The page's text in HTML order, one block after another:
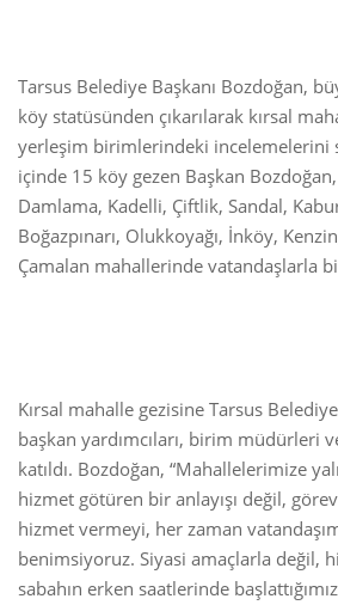
Tarsus Belediye Başkanı Bozdoğan,
köy statüsünden çıkarılarak kırsal
yerleşim birimlerindeki incelemelerini
içinde 15 köy gezen Başkan
Damlama, Kadelli, Çiftlik, Sandal,
Boğazpınarı, Olukkoyağı, İnköy,
Çamalan mahallerinde vatandaşlarla
Kırsal mahalle gezisine Tarsus
başkan yardımcıları, birim müdürleri
katıldı. Bozdoğan, “Mahallelerimize
hizmet götüren bir anlayışı değil,
hizmet vermeyi, her zaman
benimsiyoruz. Siyasi amaçlarla değil,
sabahın erken saatlerinde